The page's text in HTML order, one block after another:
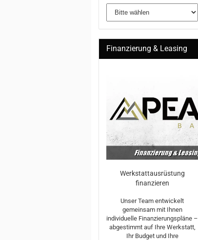
Finanzierung & Leasing
Werkstattausrüstung
finanzieren
Unser Team entwickelt
gemeinsam mit Ihnen
individuelle Finanzierungspläne –
abgestimmt auf Ihre Werkstatt,
Ihr Budget und Ihre